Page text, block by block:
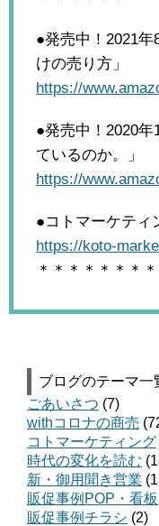
●発売中！2021年
けの売り方」
https://
●発売中！2020年
ているのか。」
https://
●コトマーケティ
https://koto-
＊＊＊＊＊＊＊
ブログのテーマ一
ごあいさつ (7)
withコロナの商売
コトマーケティング
時代の変化を読む
新・御用聞き営業
販促事例POP・看板
販促事例チラシ (2)